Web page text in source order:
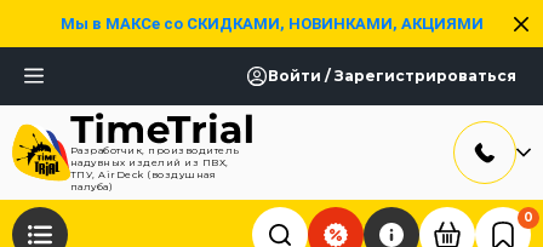
Мы в МАКСе со СКИДКАМИ, НОВИНКАМИ, АКЦИЯМИ
Войти / Зарегистрироваться
Разработчик, производитель
надувных изделий из ПВХ,
ТПУ, AirDeck (воздушная
палуба)
0